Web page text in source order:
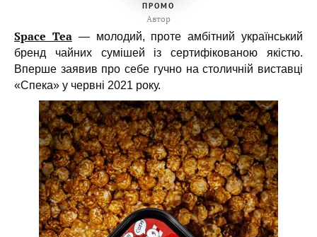
ПРОМО
Автор
Space Tea— молодий, проте амбітний український
бренд чайних сумішей із сертифікованою якістю.
Вперше заявив про себе гучно на столичній виставці
«Спека» у червні 2021 року.